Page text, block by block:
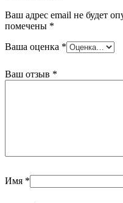
Ваш адрес email не будет
помечены *
Ваша оценка *
Ваш отзыв *
Имя *